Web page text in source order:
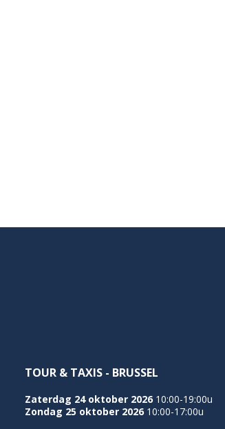
TOUR & TAXIS - BRUSSEL
Zaterdag 24 oktober 2026 10:00-19:00u
Zondag 25 oktober 2026 10:00-17:00u